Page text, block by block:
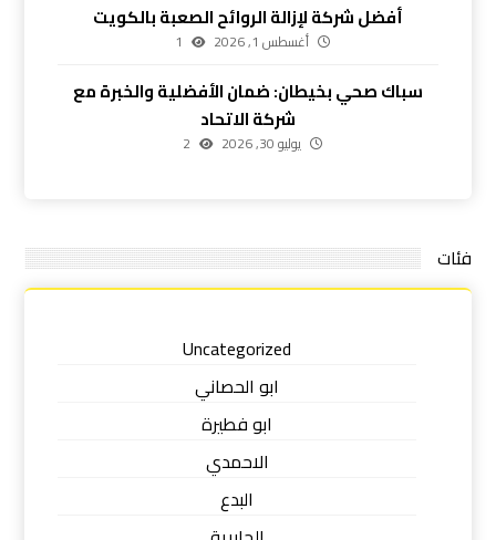
أفضل شركة لإزالة الروائح الصعبة بالكويت
أغسطس 1, 2026 1
سباك صحي بخيطان: ضمان الأفضلية والخبرة مع
شركة الاتحاد
يوليو 30, 2026 2
فئات
Uncategorized
ابو الحصاني
ابو فطيرة
الاحمدي
البدع